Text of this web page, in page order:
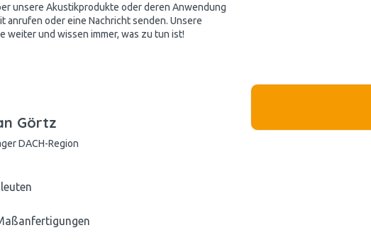
unsere Akustikprodukte oder deren Anwendung
anrufen oder eine Nachricht senden. Unsere
und wissen immer, was zu tun ist!
Görtz
DACH-Region